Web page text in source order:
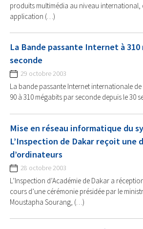
produits multimédia au niveau international,
application (…)
La Bande passante Internet à
seconde
29 octobre 2003
La bande passante Internet internationale de
90 à 310 mégabits par seconde depuis le 30
Mise en réseau informatique du
L’Inspection de Dakar reçoit une
d’ordinateurs
28 octobre 2003
L’Inspection d’Académie de Dakar a
cours d’une cérémonie présidée par le
Moustapha Sourang, (…)